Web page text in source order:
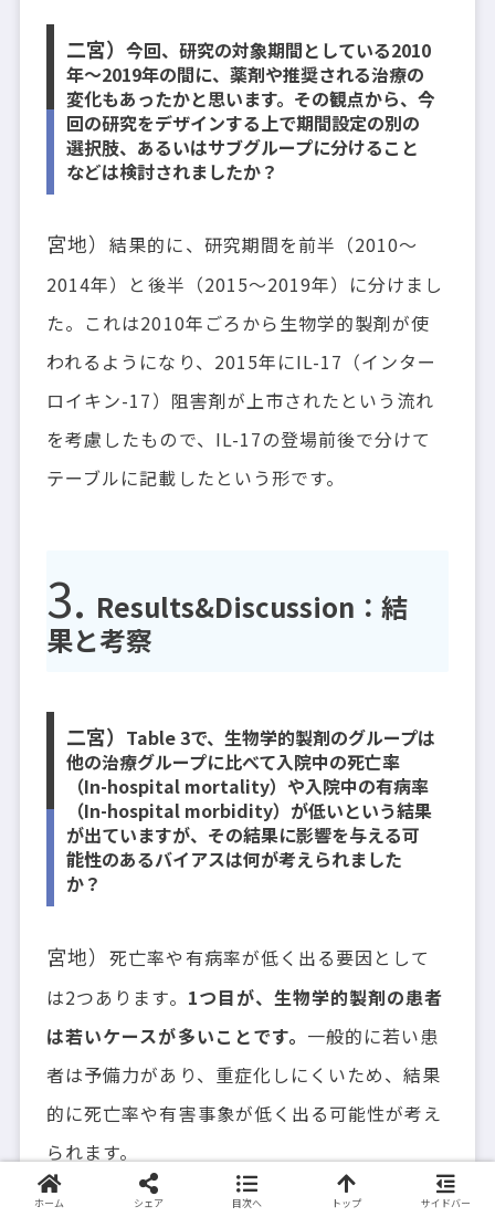
二宮）今回、研究の対象期間としている2010
年〜2019年の間に、薬剤や推奨される治療の
変化もあったかと思います。その観点から、今
回の研究をデザインする上で期間設定の別の
選択肢、あるいはサブグループに分けること
などは検討されましたか？
宮地）結果的に、研究期間を前半（2010〜
2014年）と後半（2015〜2019年）に分けまし
た。これは2010年ごろから生物学的製剤が使
われるようになり、2015年にIL-17（インター
ロイキン-17）阻害剤が上市されたという流れ
を考慮したもので、IL-17の登場前後で分けて
テーブルに記載したという形です。
Results&Discussion：結
果と考察
二宮） Table 3で、生物学的製剤のグループは
他の治療グループに比べて入院中の死亡率
（In-hospital mortality）や入院中の有病率
（In-hospital morbidity）が低いという結果
が出ていますが、その結果に影響を与える可
能性のあるバイアスは何が考えられました
か？
宮地）死亡率や有病率が低く出る要因として
は2つあります。 1つ目が、生物学的製剤の患者
は若いケースが多いことです。 一般的に若い患
者は予備力があり、重症化しにくいため、結果
的に死亡率や有害事象が低く出る可能性が考え
られます。
ホーム シェア 目次へ トップ サイドバー